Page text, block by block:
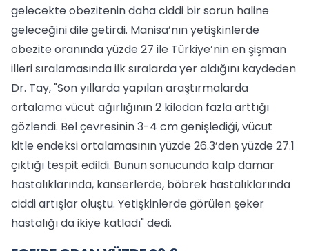
gelecekte obezitenin daha ciddi bir sorun haline
geleceğini dile getirdi. Manisa’nın yetişkinlerde
obezite oranında yüzde 27 ile Türkiye’nin en şişman
illeri sıralamasında ilk sıralarda yer aldığını kaydeden
Dr. Tay, "Son yıllarda yapılan araştırmalarda
ortalama vücut ağırlığının 2 kilodan fazla arttığı
gözlendi. Bel çevresinin 3-4 cm genişlediği, vücut
kitle endeksi ortalamasının yüzde 26.3’den yüzde 27.1
çıktığı tespit edildi. Bunun sonucunda kalp damar
hastalıklarında, kanserlerde, böbrek hastalıklarında
ciddi artışlar oluştu. Yetişkinlerde görülen şeker
hastalığı da ikiye katladı" dedi.